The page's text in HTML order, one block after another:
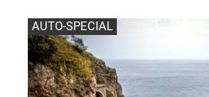
AUTO-SPECIAL